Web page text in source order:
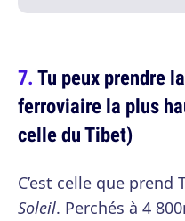
Tu peux prendre
ferroviaire la plus
celle du Tibet)
C’est celle que prend
Soleil. Perchés à 4